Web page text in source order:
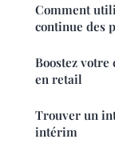
Comment
continue des
Boostez votre
en retail
Trouver un
intérim